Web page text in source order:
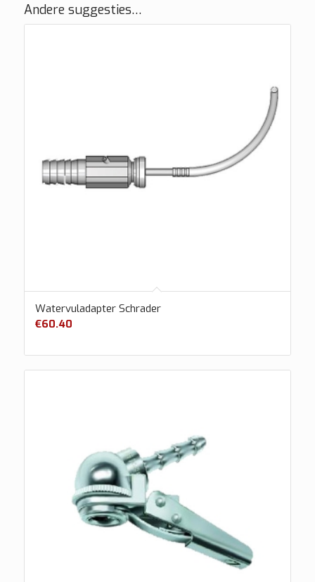
Andere suggesties…
Watervuladapter Schrader
€60.40